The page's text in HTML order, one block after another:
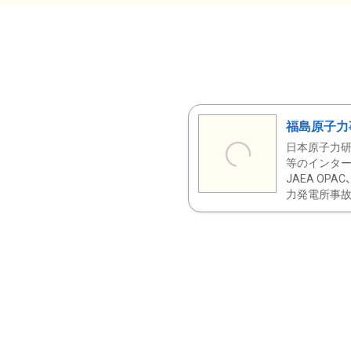
福島原子
日本原子力
等のインタ
JAEA OPAC
力発電所事